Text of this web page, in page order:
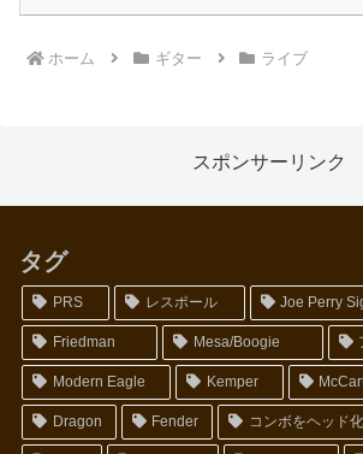
ホーム ギター ライブ
スポンサーリンク
タグ
PRS レスポール Joe Perry
Friedman Mesa/Boogie
Modern Eagle Kemper
Dragon Fender コンボをヘッド